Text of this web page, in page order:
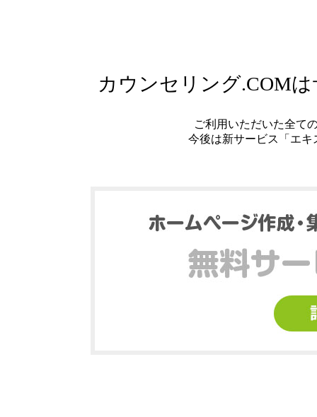
カウンセリング.COM
ご利用いただいた全て
今後は新サービス「エ